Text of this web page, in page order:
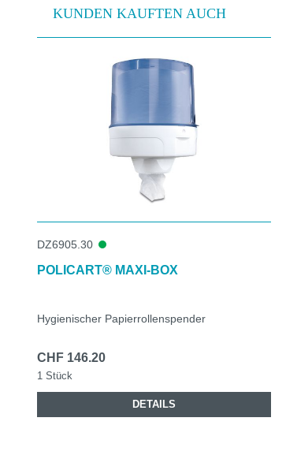
KUNDEN KAUFTEN AUCH
Produktgalerie überspringen
DZ6905.30
POLICART® MAXI-BOX
Hygienischer Papierrollenspender
CHF 146.20
1 Stück
DETAILS